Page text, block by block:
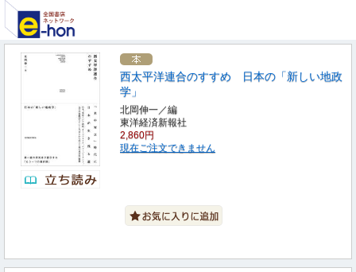
西太平洋連合のすすめ 日本の「新しい地政
学」
北岡伸一／編
東洋経済新報社
2,860円
現在ご注文できません